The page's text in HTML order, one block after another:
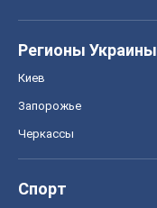
Регионы Украины
Киев
Запорожье
Черкассы
Спорт